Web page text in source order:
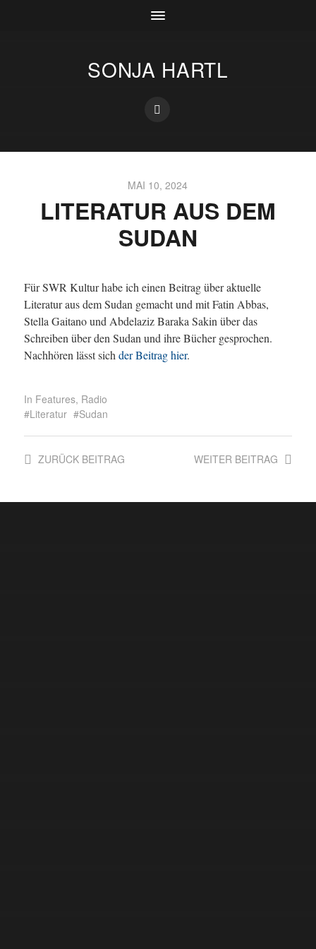
SONJA HARTL
MAI 10, 2024
LITERATUR AUS DEM
SUDAN
Für SWR Kultur habe ich einen Beitrag über aktuelle
Literatur aus dem Sudan gemacht und mit Fatin Abbas,
Stella Gaitano und Abdelaziz Baraka Sakin über das
Schreiben über den Sudan und ihre Bücher gesprochen.
Nachhören lässt sich der Beitrag hier.
In Features, Radio
Literatur
Sudan
WEITER BEITRAG
ZURÜCKBEITRAG